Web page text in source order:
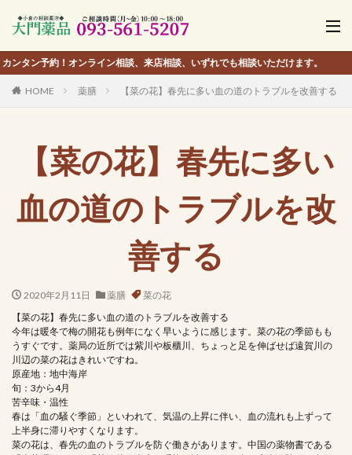
！オンライン相談、来店相談、いずれでも相談いただけます。
HOME 薬膳 【菜の花】春先に多い血の道のトラブルを改善する
【菜の花】春先に多い
血の道のトラブルを改
善する
2020年2月11日 薬膳
菜の花
【菜の花】春先に多い血の道のトラブルを改善する
今年は暖冬で梅の開花も例年になく早いように感じます。菜の花の季節もも
うすぐです。薬局の近所では紫川や板櫃川、ちょっと足を伸ばせば遠賀川の
川辺の菜の花はきれいですね。
原産地：地中海岸
旬：3から4月
苦辛味・温性
春は「血の騒ぐ季節」といわれて、気温の上昇に伴い、血の流れも上ずって
上半身に滞りやすくなります。
菜の花は、春先の血のトラブルを防ぐ働きがあります。中国の薬物書である